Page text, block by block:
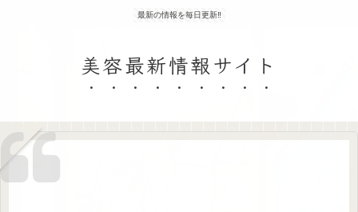
最新の情報を毎日更新‼
美容最新情報サイト